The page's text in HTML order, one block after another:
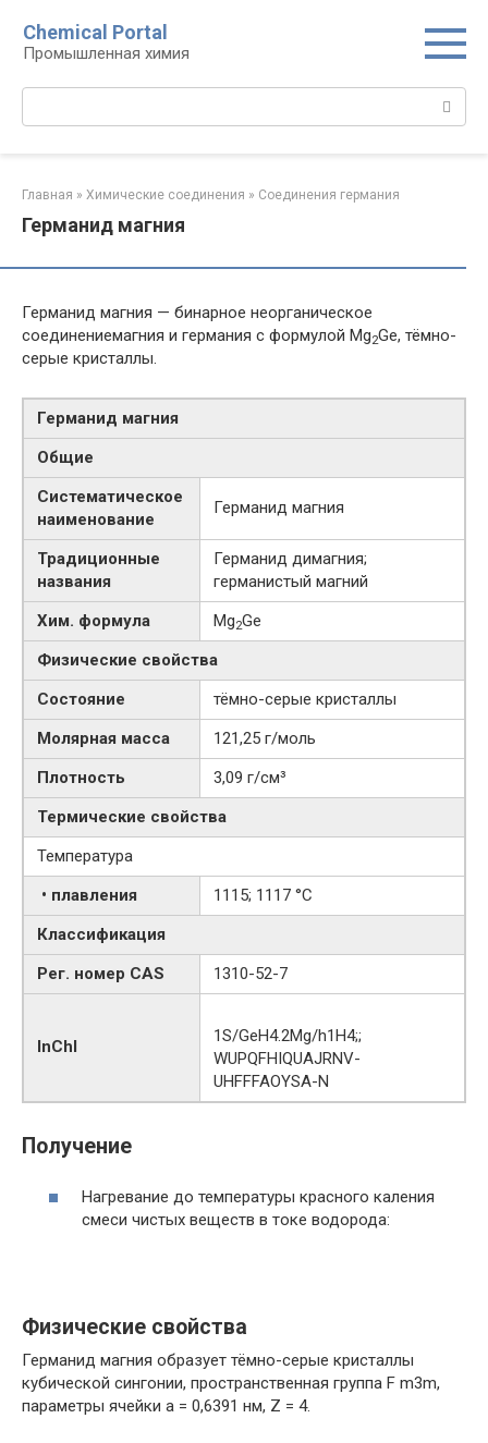
контенту
Chemical Portal
Промышленная химия
Главная » Химические соединения » Соединения германия‎
Германид магния
Германид магния — бинарное неорганическое
соединениемагния и германия с формулой Mg2Ge, тёмно-
серые кристаллы.
Германид магния
Общие
Систематическое
наименование
Германид магния
Традиционные
названия
Германид димагния;
германистый магний
Хим. формула
Mg2Ge
Физические свойства
Состояние
тёмно-серые кристаллы
Молярная масса
121,25 г/моль
Плотность
3,09 г/см³
Термические свойства
Температура
• плавления
1115; 1117 °C
Классификация
Рег. номер CAS
1310-52-7
InChI
1S/GeH4.2Mg/h1H4;;
WUPQFHIQUAJRNV-
UHFFFAOYSA-N
Получение
Нагревание до температуры красного каления
смеси чистых веществ в токе водорода:
Физические свойства
Германид магния образует тёмно-серые кристаллы
кубической сингонии, пространственная группа F m3m,
параметры ячейки a = 0,6391 нм, Z = 4.